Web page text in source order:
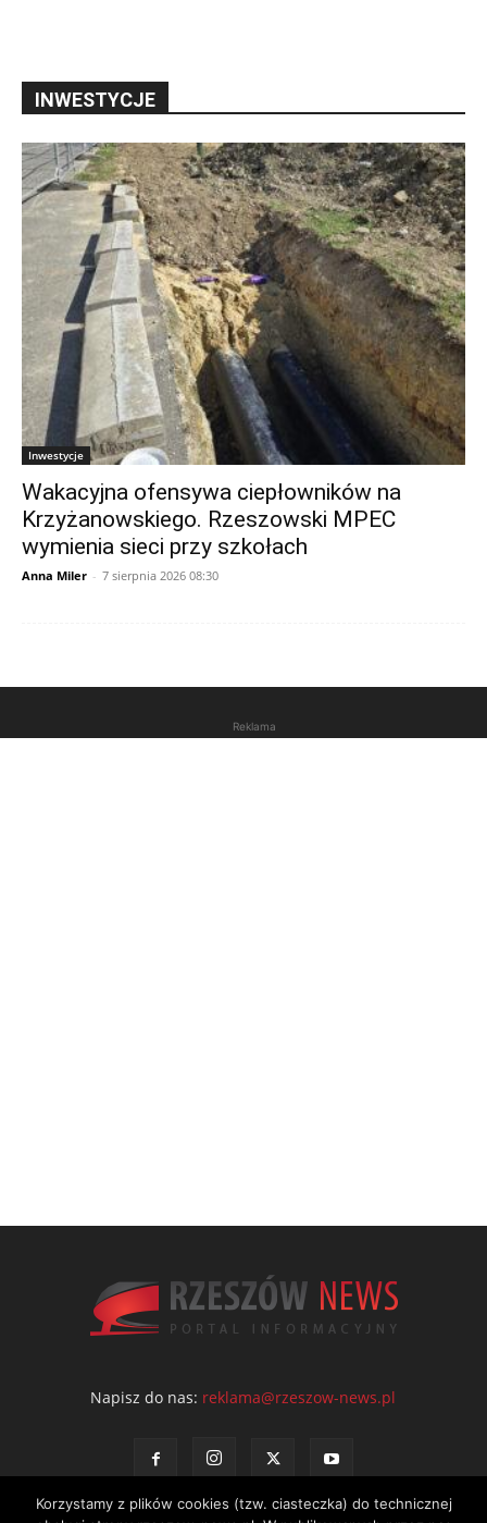
INWESTYCJE
Inwestycje
Wakacyjna ofensywa ciepłowników na
Krzyżanowskiego. Rzeszowski MPEC
wymienia sieci przy szkołach
Anna Miler - 7 sierpnia 2026 08:30
Reklama
Napisz do nas: reklama@rzeszow-news.pl
Korzystamy z plików cookies (tzw. ciasteczka) do technicznej